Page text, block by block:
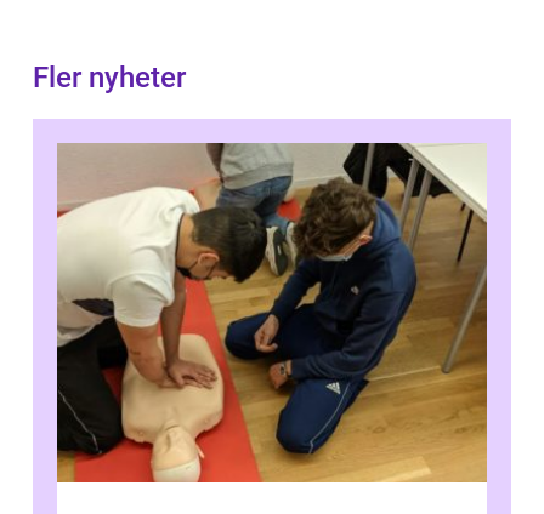
Fler nyheter